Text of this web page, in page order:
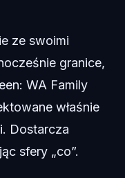
ze swoimi
granice,
WA Family
właśnie
Dostarcza
sfery „co”.